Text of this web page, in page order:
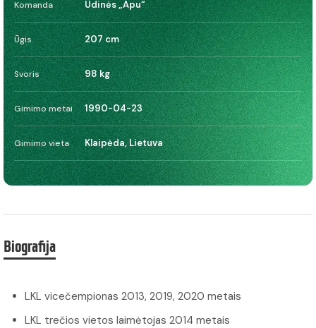
Komanda Udinės „Apu“
Ūgis 207 cm
Svoris 98 kg
Gimimo metai 1990-04-23
Gimimo vieta Klaipėda, Lietuva
Biografija
LKL vicečempionas 2013, 2019, 2020 metais
LKL trečios vietos laimėtojas 2014 metais